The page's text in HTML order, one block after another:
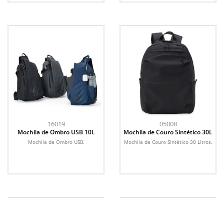
16019
Mochila de Ombro USB 10L
Mochila de Ombro USB.
05008
Mochila de Couro Sintético 30L
Mochila de Couro Sintético 30 Litros.